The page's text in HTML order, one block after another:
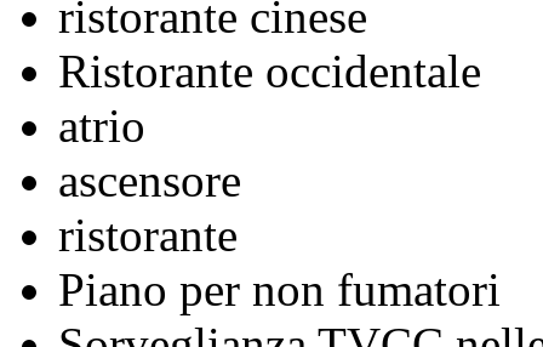
ristorante cinese
Ristorante occidentale
atrio
ascensore
ristorante
Piano per non fumatori